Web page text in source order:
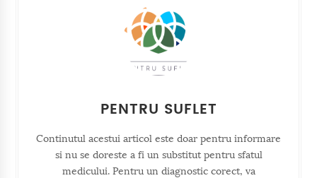
PENTRU SUFLET
Continutul acestui articol este doar pentru informare
si nu se doreste a fi un substitut pentru sfatul
medicului. Pentru un diagnostic corect, va